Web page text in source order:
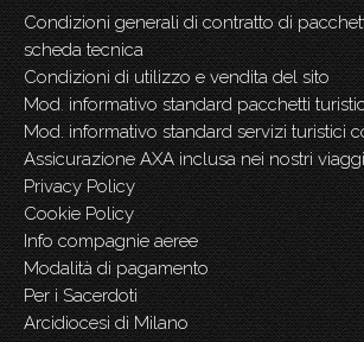
Condizioni generali di contratto di
scheda tecnica
Condizioni di utilizzo e vendita del sito
Mod. informativo standard pacchetti
Mod. informativo standard servizi turistici
Assicurazione AXA inclusa nei nostri
Privacy Policy
Cookie Policy
Info compagnie aeree
Modalità di pagamento
Per i Sacerdoti
Arcidiocesi di Milano